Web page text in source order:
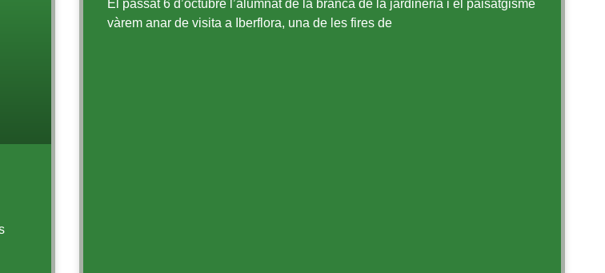
El passat 6 d’octubre l’alumnat de la branca de la jardineria i el paisatgisme
vàrem anar de visita a Iberflora, una de les fires de